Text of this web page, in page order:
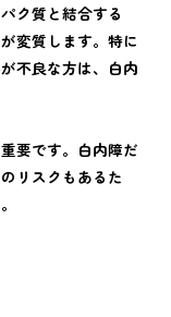
ク質と結合する
変質します。特に
不良な方は、白内
要です。白内障だ
リスクもあるた